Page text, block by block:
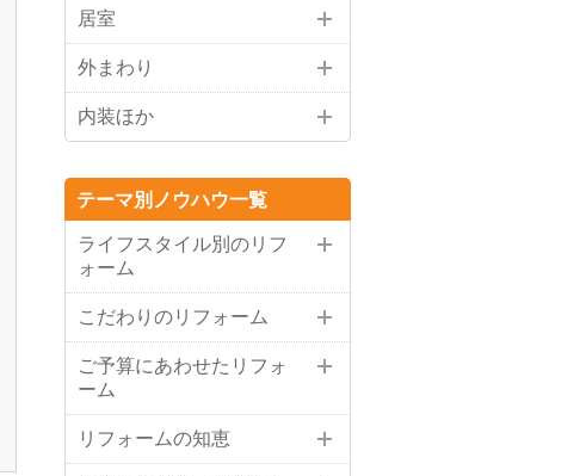
居室
外まわり
内装ほか
テーマ別ノウハウ一覧
ライフスタイル別のリフ
ォーム
こだわりのリフォーム
ご予算にあわせたリフォ
ーム
リフォームの知恵